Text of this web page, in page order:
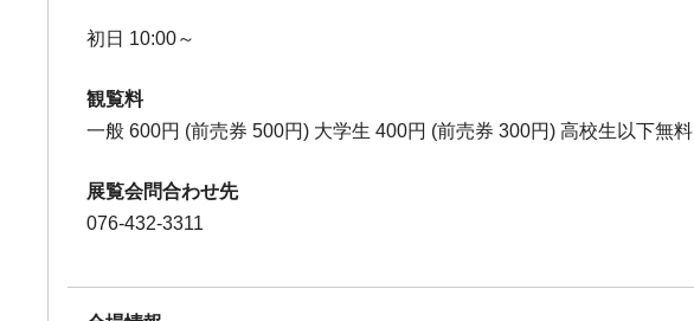
初日 10:00～
観覧料
一般 600円 (前売券 500円) 大学生 400円 (前売券 300円) 高校生以下無料
展覧会問合わせ先
076-432-3311